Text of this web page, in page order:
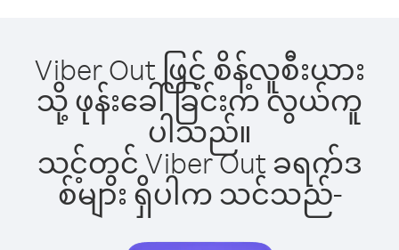
Viber Out ဖြင့် စိန့်လူစီးယား
သို့ ဖုန်းခေါ်ခြင်းက လွယ်ကူ
ပါသည်။
သင့်တွင် Viber Out ခရက်ဒ
စ်များ ရှိပါက သင်သည်-